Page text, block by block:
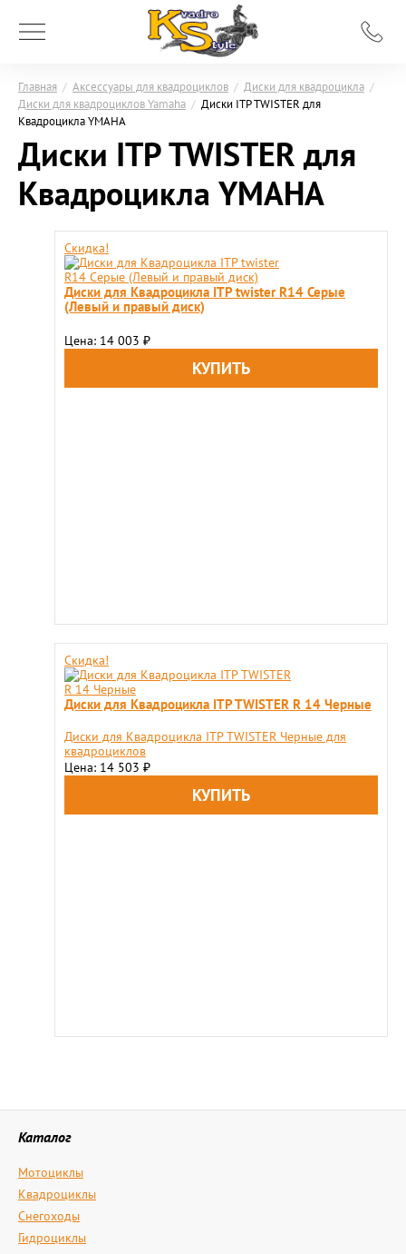
Главная / Аксессуары для квадроциклов / Диски для квадроцикла /
Диски для квадроциклов Yamaha / Диски ITP TWISTER для
Квадроцикла YMAHA
Диски ITP TWISTER для
Квадроцикла YMAHA
Скидка!
Диски для Квадроцикла ITP twister R14 Серые
(Левый и правый диск)
Цена: 14 003 ₽
Скидка!
Диски для Квадроцикла ITP TWISTER R 14 Черные
Диски для Квадроцикла ITP TWISTER Черные для
квадроциклов
Цена: 14 503 ₽
Каталог
Мотоциклы
Квадроциклы
Снегоходы
Гидроциклы